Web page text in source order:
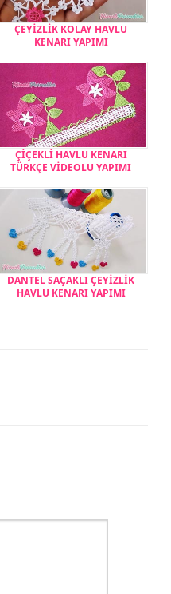
ÇEYİZLİK KOLAY HAVLU
KENARI YAPIMI
ÇİÇEKLİ HAVLU KENARI
TÜRKÇE VİDEOLU YAPIMI
DANTEL SAÇAKLI ÇEYİZLİK
HAVLU KENARI YAPIMI